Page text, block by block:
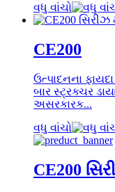
વધુ વાંચો
CE200
ઉત્પાદનના
બાર સ્ટ્રક્ચર
અસરકારક...
વધુ વાંચો
CE200